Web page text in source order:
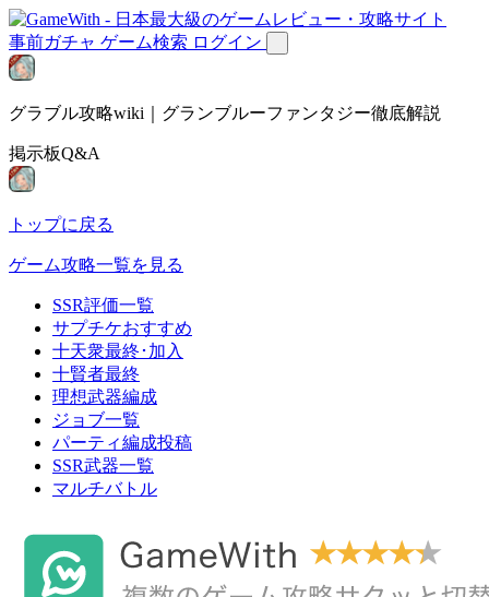
事前ガチャ ゲーム検索 ログイン
グラブル攻略wiki｜グランブルーファンタジー徹底解説
掲示板Q&A
トップに戻る
ゲーム攻略一覧を見る
SSR評価一覧
サプチケおすすめ
十天衆最終･加入
十賢者最終
理想武器編成
ジョブ一覧
パーティ編成投稿
SSR武器一覧
マルチバトル